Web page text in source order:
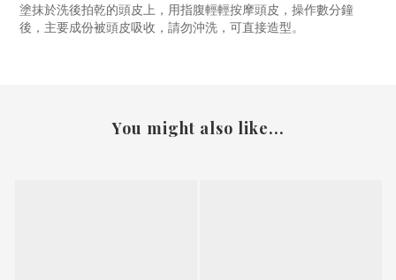
塗抹於洗後拍乾的頭皮上，用指腹輕輕按摩頭皮，操作數分鐘
後，主要成份被頭皮吸收，請勿沖洗，可直接造型。
You might also like...